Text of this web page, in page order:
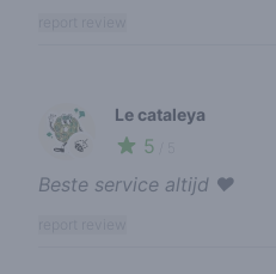
🍃
Le cataleya
5
Beste service altijd ❤️